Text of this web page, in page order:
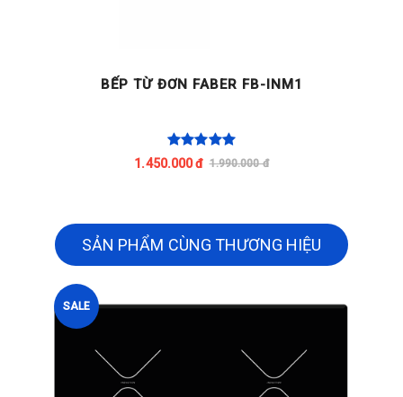
BẾP TỪ ĐƠN FABER FB-INM1
1.450.000 đ 1.990.000 đ
SẢN PHẨM CÙNG THƯƠNG HIỆU
SALE